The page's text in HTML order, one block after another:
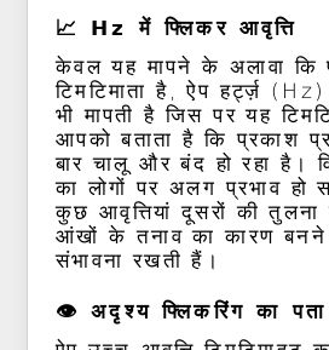
📈 Hz में फ्लिकर आवृत्ति
केवल यह मापने के अलावा कि
टिमटिमाता है, ऐप हर्ट्ज़
भी मापती है जिस पर यह
आपको बताता है कि प्रकाश
बार चालू और बंद हो रहा है।
का लोगों पर अलग प्रभाव
कुछ आवृत्तियां दूसरों की तुलना
आंखों के तनाव का कारण
संभावना रखती हैं।
👁️ अदृश्य फ्लिकरिंग का पता